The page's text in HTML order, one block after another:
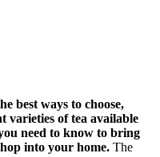
best ways to choose,
varieties of tea available
need to know to bring
into your home. The